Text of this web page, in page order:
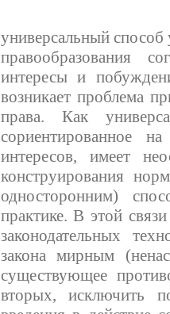
универсальный
правообразования
интересы и
возникает проблема
права. Как
сориентированное
интересов, имеет
конструирования
односторонним)
практике. В этой
законодательных
закона мирным
существующее
вторых, исключить